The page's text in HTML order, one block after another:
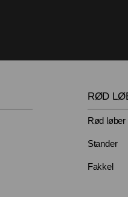
RØD
Rød løber
Stander
Fakkel